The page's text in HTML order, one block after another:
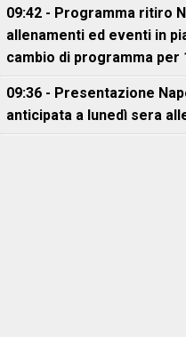
09:42 - Programma ritiro
allenamenti ed eventi in
cambio di programma per
09:36 - Presentazione
anticipata a lunedì sera